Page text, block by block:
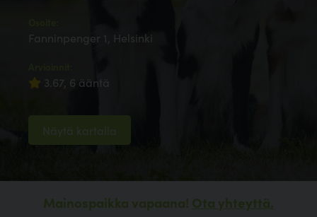
Fanninpenger 1, Helsinki
3.67, 6 ääntä
Näytä kartalla
Mainospaikka vapaana! Ota yhteyttä.